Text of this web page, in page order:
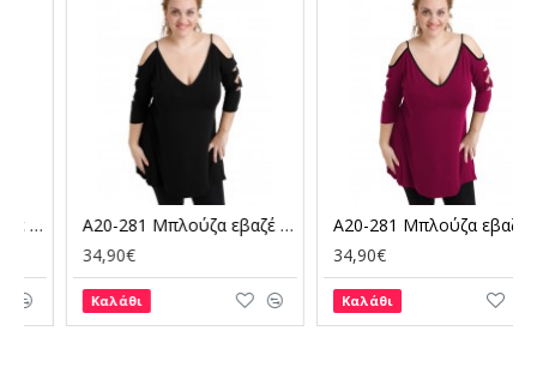
A20-281 Μπλούζα εβαζέ με laser μανίκια - Μαύρο
34,90€
Καλάθι
A20-281 Μπλούζα εβαζέ με laser μανίκια - Φούξια
34,90€
Καλάθι